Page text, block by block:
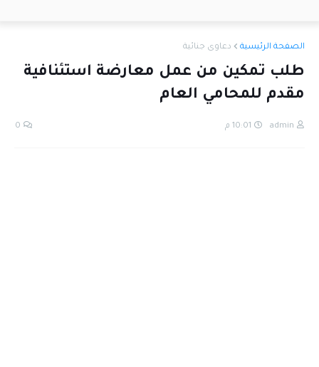
الصفحة الرئيسية دعاوى جنائية
طلب تمكين من عمل معارضة استئنافية
مقدم للمحامي العام
admin 10:01 م 0